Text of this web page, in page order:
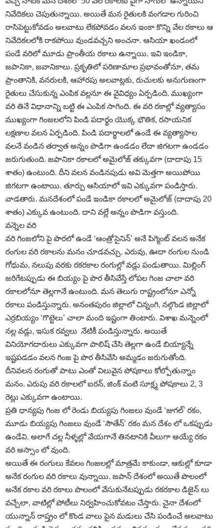
నివేదికలు చెపుతున్నాయి. అయితే మన రైతులకి వంగడాల గురించి
రాసిపెట్టుకోవడం అలవాటు లేకపోవడం వలన ఇంకా కొన్ని వేల రకాలు ఆ
నివేదికలలోకి రాకపోయి వుండవచ్చని అంచనా. ఆసియా ఖండంలో
పండే వరిలో మూడు ప్రాంతీయ రకాలు ఉన్నాయి. ఇవి ఇండికా,
జపానికా, జవానికాలు. ప్రకృతిలో పరిణామాల ప్రభావంతోనూ, తమ
ప్రాంతానికి, వనరులకి, ఆహారపు అలవాట్లకు, రుచులకు అనుగుణంగా
రైతులు చేసుకున్న ఎంపిక వల్లనూ ఈ వైవిధ్యం ఏర్పడింది. ముఖ్యంగా
వరి తినే విధానాన్ని బట్టి ఈ ఎంపిక సాగింది. ఈ వరి రకాల్లో వ్యత్యాసం
ముఖ్యంగా గింజలలోని పిండి పదార్థం యొక్క భౌతిక, రసాయనిక
లక్షణాల వలన ఏర్పడింది. పిండి పదార్థాలలో ఉండే ఈ వ్యత్యాసాల
వలనే వండిన తర్వాత అన్నం పొడిగా ఉండడం లేదా జిగటగా ఉండడం
జరుగుతుంది. జపానికా రకాలలో అమైలోజ్‌ తక్కువగా (దాదాపు 15
శాతం) ఉంటుంది. దీని వలన వండినపుడు అవి మెత్తగా అయిపోయి
జిగటగా ఉంటాయి. తూర్పు ఆసియాలో ఇవి ఎక్కువగా పండిస్తారు.
వాడతారు. మనదేశంలో పండే ఇండికా రకాలలో అమైలోజ్‌ (దాదాపు 20
శాతం) ఎక్కువ ఉంటుంది. దాని వల్లే అన్నం పొడిగా వస్తుంది.
వన్నెల వరి
వరి గింజలోని పై పొరలో ఉండే ‘ఆంత్రోసైనిన్‌’ అనే పిగ్మెంట్‌ వలన అనేక
రంగుల వరి రకాలను మనం చూడవచ్చు. ఎరువు, ఊదా రంగుల నుండి
గోధుమ, నలుపు వరకు రకరకాల రంగుల్లో వడ్లు పండుతాయి. మిల్లింగ్‌
జరిగేటప్పుడు ఈ బియ్యం పై పొర తీసివేస్తే లోపల గింజ చాలా వరి
రకాలలోనూ తెల్లగానే ఉంటుంది. మన తెలుగు రాష్ట్రంలోనూ ఎన్నో
రకాలు పండిస్తున్నారు. అనంతపురం జిల్లాలో చిన్నంగి, నల్గొండ జిల్లాలో
ఎర్రబియ్యం ‘గొట్టెలు’ చాలా మంది ఇష్టంగా తింటారు. విశాఖ మన్నెంలో
నల్ల వడ్లు, ఇసుక రవ్వలు నేటికీ పండిస్తున్నారు. అయితే
వినియోగదారులు ఎక్కువగా పాలిష్‌ చేసి తెల్లగా ఉండే బియ్యాన్నే
ఇష్టపడడం వలన గింజ పై పొర తీసివేసి అమ్మడం జరుగుతోంది.
దీనివలన రంగుతో పాటు ఎంతో విలువైన పోషకాలు కోల్పోతున్నాం
మనం. ఎరుపు వరి రకాలలో ఐరన్‌, జింక్‌ వంటి సూక్ష్మ పోషకాలు 2, 3
రెట్లు ఎక్కువగా ఉంటాయి.
ప్రతి ధాన్యపు గింజ లో రెండు బియ్యపు గింజలు వుండే ‘జుగల్‌’ రకం,
మూడు బియ్యపు గింజలు వుండే ‘సౌతేన్‌’ రకం మన దేశం లో ఒకప్పుడు
ఉండేవి. అలాగే చల్ల నీళ్ళల్లో వేయగానే తినటానికి వీలుగా అయ్యే రకం
వరి అస్సాం లో వుంది.
అయితే ఈ రంగులు కేవలం గింజలల్లో మాత్రమే కాకుండా, ఆకుల్లో కూడా
అనేక రంగుల వరి రకాలు వున్నాయి. జపాన్‌ దేశంలో అయితే పొలంలో
అనేక రకాల వరి రకాలు పొలంలో వేసుకునేటప్పుడు రకరకాల డిజైన్‌ లు
వచ్చేలా, వాటిల్లో పోటీలు నిర్వహించుకోవటం చేస్తారు. చైనా దేశంలో
యున్నాన్‌ రాష్త్రం లో కొండ వాలు పైన మడులు చేసి పండించే అలవాటు